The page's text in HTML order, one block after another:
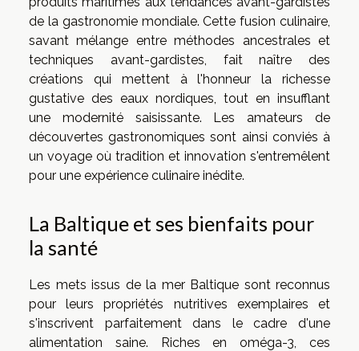
de la gastronomie mondiale. Cette fusion culinaire,
savant mélange entre méthodes ancestrales et
techniques avant-gardistes, fait naître des
créations qui mettent à l'honneur la richesse
gustative des eaux nordiques, tout en insufflant
une modernité saisissante. Les amateurs de
découvertes gastronomiques sont ainsi conviés à
un voyage où tradition et innovation s'entremêlent
pour une expérience culinaire inédite.
La Baltique et ses bienfaits pour
la santé
Les mets issus de la mer Baltique sont reconnus
pour leurs propriétés nutritives exemplaires et
s'inscrivent parfaitement dans le cadre d'une
alimentation saine. Riches en oméga-3, ces